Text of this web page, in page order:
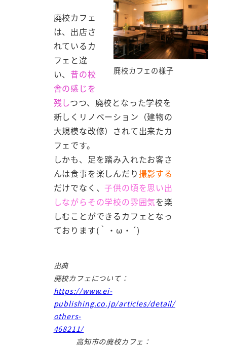
廃校カフェの様子
廃校カフェ
は、出店さ
れているカ
フェと違
い、 昔の校
舎の感じを
残しつつ、廃校となった学校を
新しくリノベーション（建物の
大規模な改修）されて出来たカ
フェです。
しかも、足を踏み入れたお客さ
んは食事を楽しんだり撮影する
だけでなく、子供の頃を思い出
しながらその学校の雰囲気を楽
しむことができるカフェとなっ
ております(｀・ω・´)
出典
廃校カフェについて：
https://www.ei-
publishing.co.jp/articles/detail/
others-
468211/
高知市の廃校カフェ：